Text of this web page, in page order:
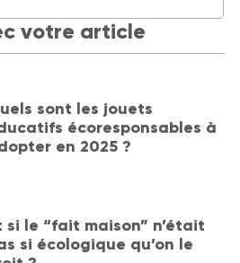
votre article
sont les jouets
écoresponsables à
en 2025 ?
si le “fait maison” n’était
si écologique qu’on le